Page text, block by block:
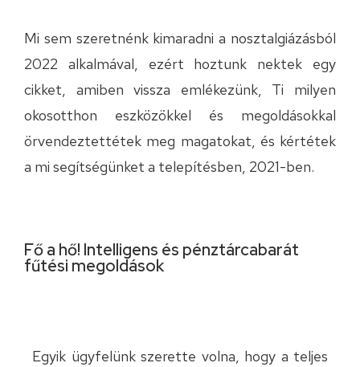
Mi sem szeretnénk kimaradni a nosztalgiázásból
2022 alkalmával, ezért hoztunk nektek egy
cikket, amiben vissza emlékezünk, Ti milyen
okosotthon eszközökkel és megoldásokkal
örvendeztettétek meg magatokat, és kértétek
a mi segítségünket a telepítésben, 2021-ben.
Fő a hő! Intelligens és pénztárcabarát
fűtési megoldások
Egyik ügyfelünk szerette volna, hogy a teljes